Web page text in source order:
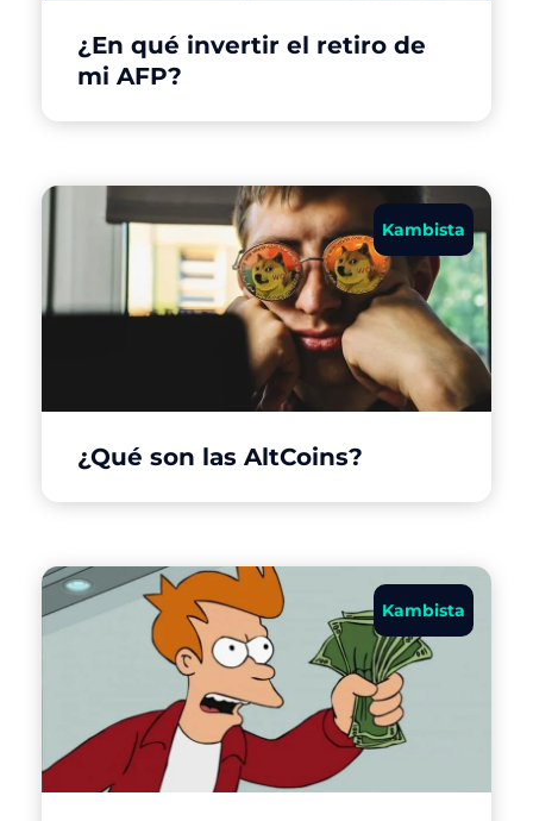
¿En qué invertir el retiro de
mi AFP?
Kambista
¿Qué son las AltCoins?
Kambista